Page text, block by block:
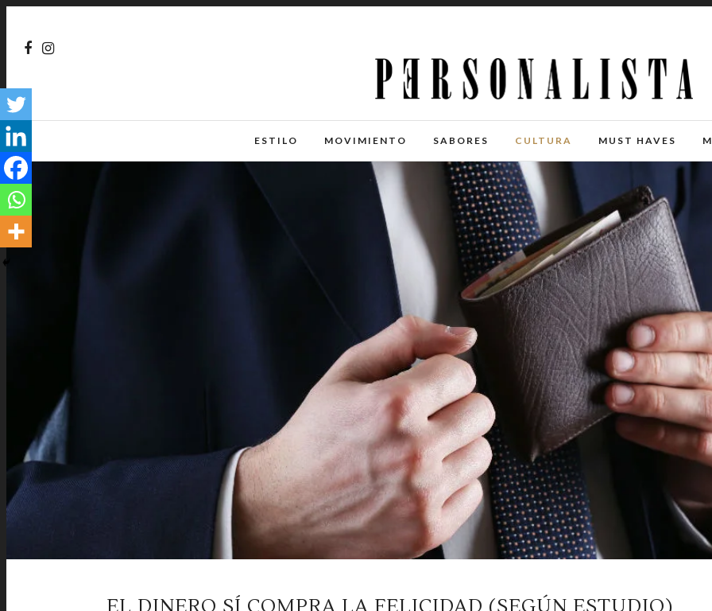
ESTILO MOVIMIENTO SABORES CULTURA MUST HAVES